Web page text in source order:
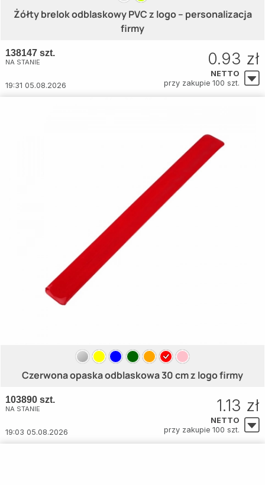
Żółty brelok odblaskowy PVC z logo – personalizacja
firmy
138147 szt.
NA STANIE
19:31 05.08.2026
0.93 zł
NETTO
przy zakupie 100 szt.
Czerwona opaska odblaskowa 30 cm z logo firmy
103890 szt.
NA STANIE
19:03 05.08.2026
1.13 zł
NETTO
przy zakupie 100 szt.